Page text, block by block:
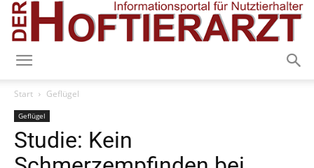
Start Geflügel
Geflügel
Studie: Kein